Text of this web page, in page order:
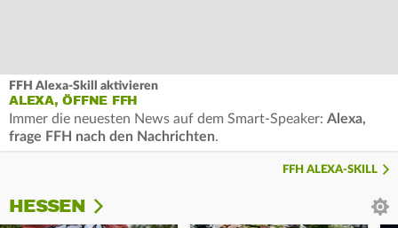
FFH Alexa-Skill aktivieren
ALEXA, ÖFFNE FFH
Immer die neuesten News auf dem Smart-Speaker: Alexa,
frage FFH nach den Nachrichten.
FFH ALEXA-SKILL
HESSEN